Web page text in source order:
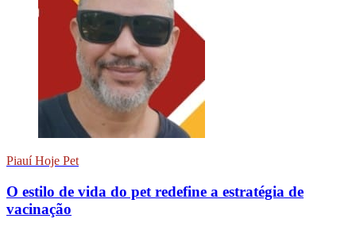
Piauí Hoje Pet
O estilo de vida do pet redefine a estratégia de
vacinação